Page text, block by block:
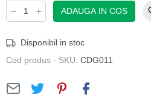
ADAUGA IN COS
Disponibil in stoc
Cod produs - SKU: CDG011